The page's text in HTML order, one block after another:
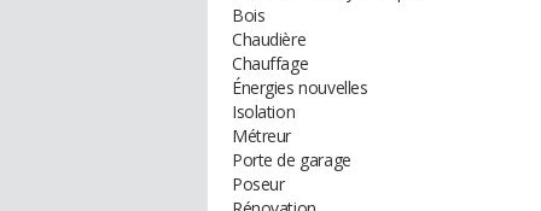
Bois
Chaudière
Chauffage
Énergies nouvelles
Isolation
Métreur
Porte de garage
Poseur